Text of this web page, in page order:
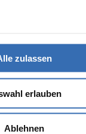
zulassen
erlauben
Ablehnen